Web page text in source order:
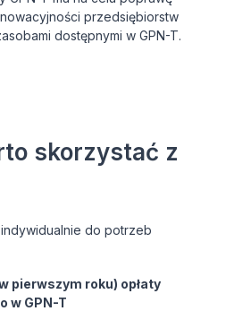
przedsiębiorstw
dostępnymi w GPN-T.
skorzystać z
do potrzeb
pierwszym roku) opłaty
w GPN-T